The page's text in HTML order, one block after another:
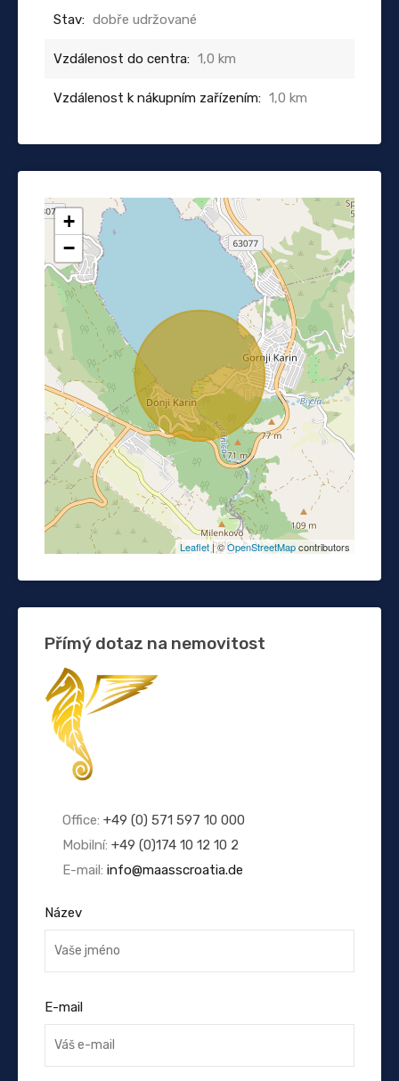
Stav: dobře udržované
Vzdálenost do centra: 1,0 km
Vzdálenost k nákupním zařízením: 1,0 km
+
−
Leaflet| ©OpenStreetMapcontributors
Přímý dotaz na nemovitost
Office: +49 (0) 571 597 10 000
Mobilní: +49 (0)174 10 12 10 2
E-mail: info@maasscroatia.de
Název
E-mail